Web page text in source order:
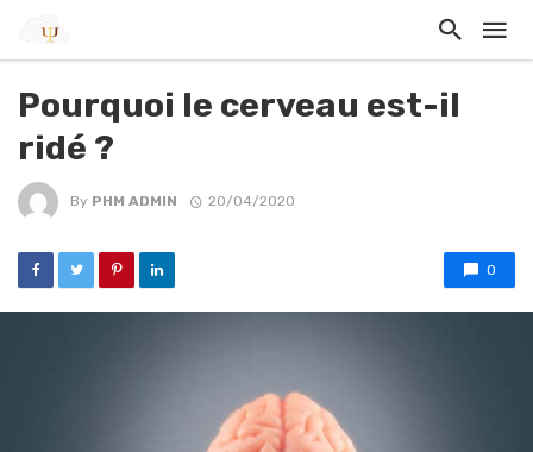
Pourquoi le cerveau est-il
ridé ?
By PHM ADMIN 20/04/2020
0